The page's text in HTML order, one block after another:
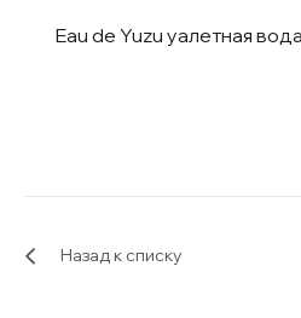
Eau de Yuzu уалетная вода
Назад к списку